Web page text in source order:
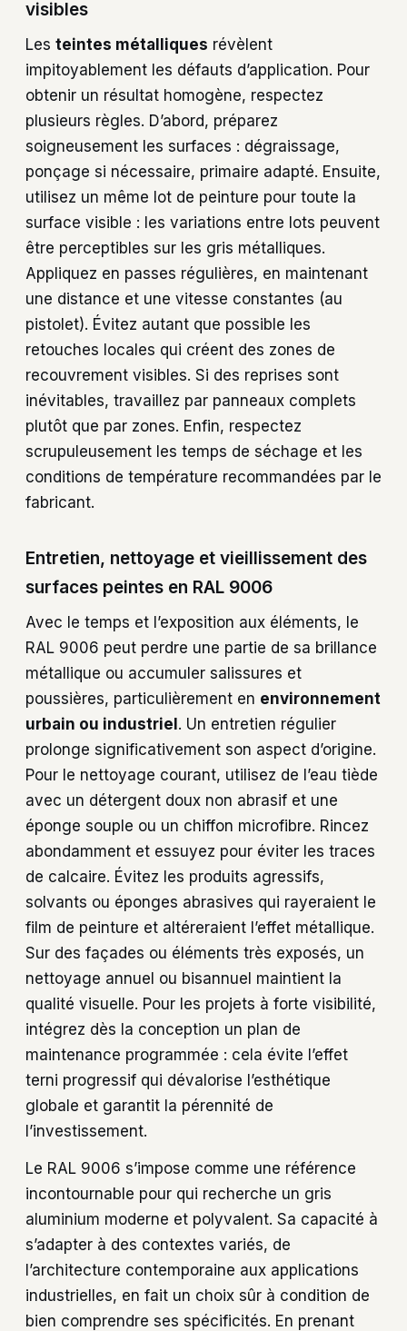
visibles
Les teintes métalliques révèlent
impitoyablement les défauts d’application. Pour
obtenir un résultat homogène, respectez
plusieurs règles. D’abord, préparez
soigneusement les surfaces : dégraissage,
ponçage si nécessaire, primaire adapté. Ensuite,
utilisez un même lot de peinture pour toute la
surface visible : les variations entre lots peuvent
être perceptibles sur les gris métalliques.
Appliquez en passes régulières, en maintenant
une distance et une vitesse constantes (au
pistolet). Évitez autant que possible les
retouches locales qui créent des zones de
recouvrement visibles. Si des reprises sont
inévitables, travaillez par panneaux complets
plutôt que par zones. Enfin, respectez
scrupuleusement les temps de séchage et les
conditions de température recommandées par le
fabricant.
Entretien, nettoyage et vieillissement des
surfaces peintes en RAL 9006
Avec le temps et l’exposition aux éléments, le
RAL 9006 peut perdre une partie de sa brillance
métallique ou accumuler salissures et
poussières, particulièrement en environnement
urbain ou industriel. Un entretien régulier
prolonge significativement son aspect d’origine.
Pour le nettoyage courant, utilisez de l’eau tiède
avec un détergent doux non abrasif et une
éponge souple ou un chiffon microfibre. Rincez
abondamment et essuyez pour éviter les traces
de calcaire. Évitez les produits agressifs,
solvants ou éponges abrasives qui rayeraient le
film de peinture et altéreraient l’effet métallique.
Sur des façades ou éléments très exposés, un
nettoyage annuel ou bisannuel maintient la
qualité visuelle. Pour les projets à forte visibilité,
intégrez dès la conception un plan de
maintenance programmée : cela évite l’effet
terni progressif qui dévalorise l’esthétique
globale et garantit la pérennité de
l’investissement.
Le RAL 9006 s’impose comme une référence
incontournable pour qui recherche un gris
aluminium moderne et polyvalent. Sa capacité à
s’adapter à des contextes variés, de
l’architecture contemporaine aux applications
industrielles, en fait un choix sûr à condition de
bien comprendre ses spécificités. En prenant